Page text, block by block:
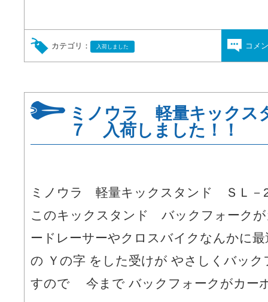
カテゴリ： 入荷しました コメ
ミノウラ 軽量キックス
７ 入荷しました！！
ミノウラ 軽量キックスタンド Ｓ
このキックスタンド バックフォーク
ードレーサーやクロスバイクなんかに
の Ｙの字 をした受けが やさしくバッ
すので 今まで バックフォークがカー